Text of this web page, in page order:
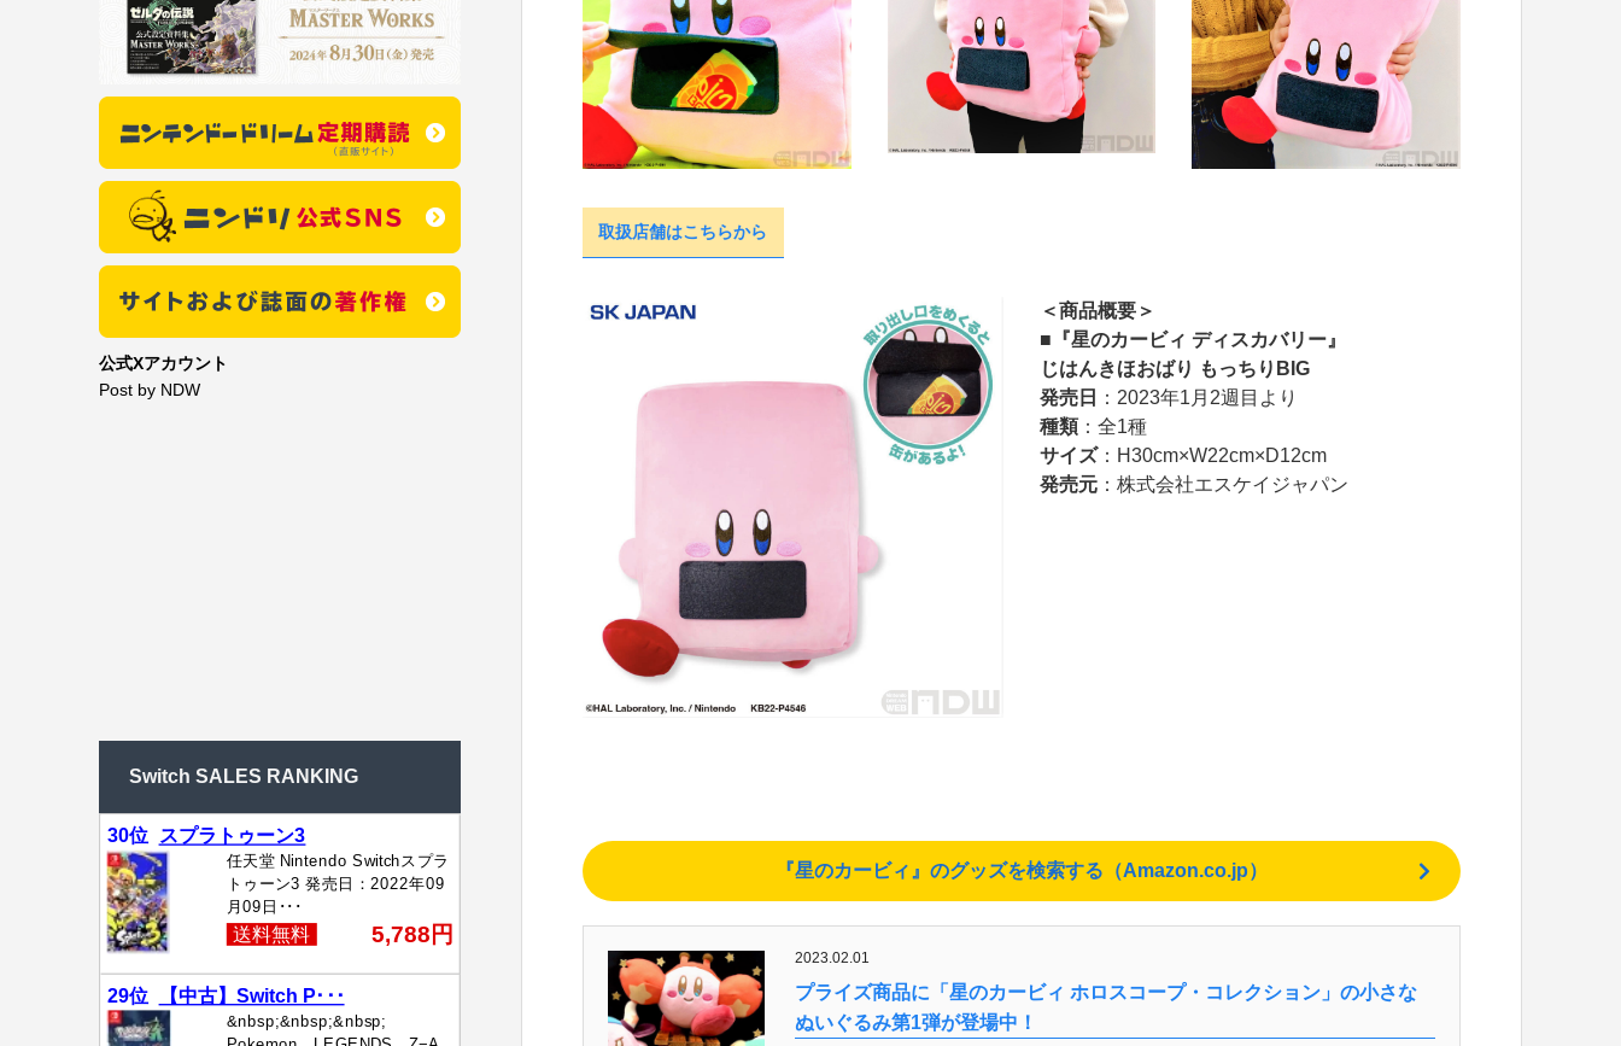
取扱店舗はこちらから
＜商品概要＞
■『星のカービィ ディスカバリー』
じはんきほおばり もっちりBIG
発売日
：2023年1月2週目より
種類：全1種
サイズ：H30cm×W22cm×D12cm
発売元 ：株式会社エスケイジャパン
『星のカービィ』のグッズを検索する（Amazon.co.jp）
2023.02.01
プライズ商品に「星のカービィ ホロスコープ・コレクション」の小さな
ぬいぐるみ第1弾が登場中！
公式Xアカウント
Post by NDW
Switch SALES RANKING